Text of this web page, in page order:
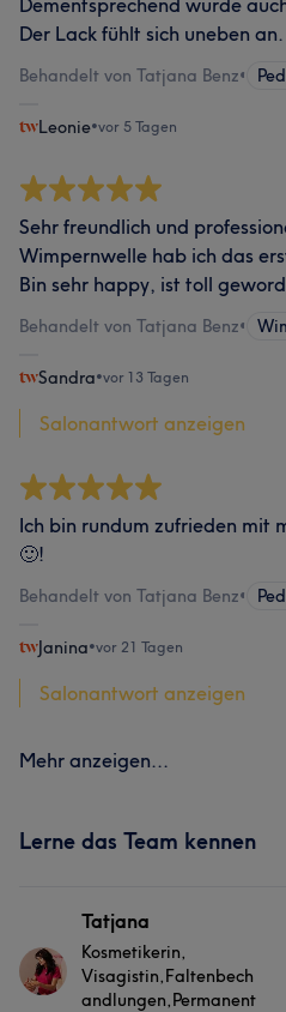
Dementsprechend wurde
Der Lack fühlt sich uneben an.
Behandelt von Tatjana Benz•
Leonie•vor 5 Tagen
Sehr freundlich und
Wimpernwelle hab ich das
Bin sehr happy, ist toll
Behandelt von Tatjana Benz•
Sandra•vor 13 Tagen
Salonantwort anzeigen
Ich bin rundum zufrieden mit
🙂!
Behandelt von Tatjana Benz•
Janina•vor 21 Tagen
Salonantwort anzeigen
Mehr anzeigen...
Lerne das Team kennen
Tatjana
Kosmetikerin,
Visagistin,Faltenbech
andlungen,Permanent